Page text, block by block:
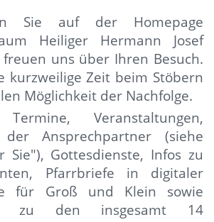
Sie auf der Homepage
Heiliger Hermann Josef
freuen uns über Ihren Besuch.
kurzweilige Zeit beim Stöbern
Möglichkeit der Nachfolge.
Veranstaltungen,
der Ansprechpartner (siehe
Sie"), Gottesdienste, Infos zu
Pfarrbriefe in digitaler
für Groß und Klein sowie
zu den insgesamt 14